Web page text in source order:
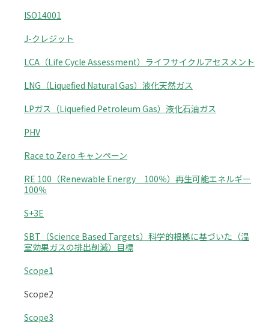
ISO14001
J-クレジット
LCA（Life Cycle Assessment）ライフサイクルアセスメント
LNG（Liquefied Natural Gas）液化天然ガス
LPガス（Liquefied Petroleum Gas）液化石油ガス
PHV
Race to Zero キャンペーン
RE 100（Renewable Energy 100％）再生可能エネルギー
100％
S+3E
SBT（Science Based Targets）科学的根拠に基づいた（温
室効果ガスの排出削減）目標
Scope1
Scope2
Scope3